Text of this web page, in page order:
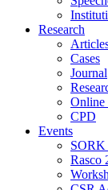
Research
Cases
Journal
Online
CPD
Events
SORK
Rasco